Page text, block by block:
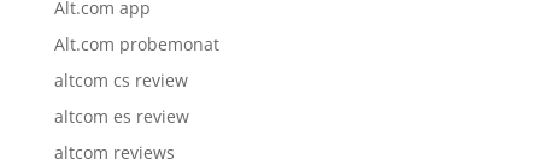
Alt.com app
Alt.com probemonat
altcom cs review
altcom es review
altcom reviews